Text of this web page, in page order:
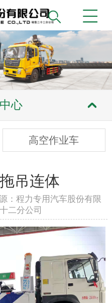
心
高空作业车
吊连体
：程力专用汽车股份有限
二分公司